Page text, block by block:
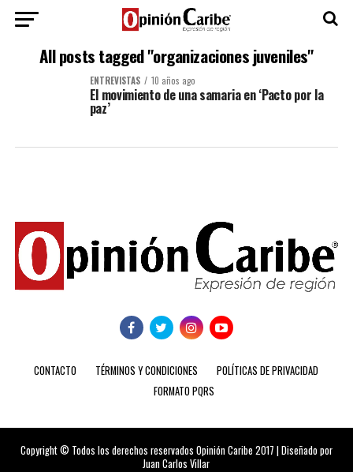
All posts tagged "organizaciones juveniles"
ENTREVISTAS 10 años ago
El movimiento de una samaria en ‘Pacto por la
paz’
CONTACTO TÉRMINOS Y CONDICIONES
POLÍTICAS DE PRIVACIDAD
FORMATO PQRS
Copyright © Todos los derechos reservados Opinión Caribe 2017 | Diseñado por
Juan Carlos Villar